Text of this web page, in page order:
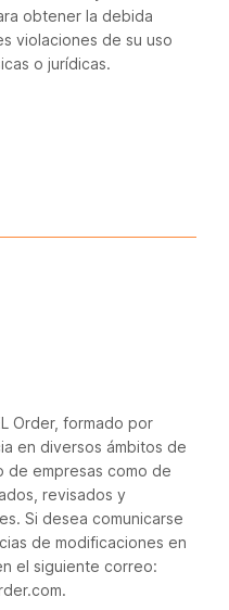
obtener la debida
violaciones de su uso
o jurídicas.
Order, formado por
en diversos ámbitos de
de empresas como de
revisados y
Si desea comunicarse
de modificaciones en
el siguiente correo: